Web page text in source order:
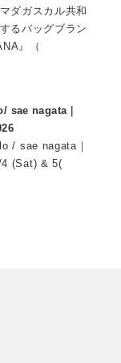
ダガスカル共和
るバッグブラン
』（
sae nagata｜
/ sae nagata｜
(Sat) & 5(